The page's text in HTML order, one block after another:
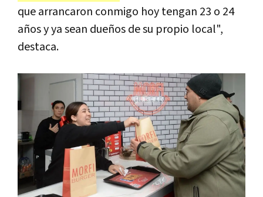
que arrancaron conmigo hoy tengan 23 o 24
años y ya sean dueños de su propio local",
destaca.